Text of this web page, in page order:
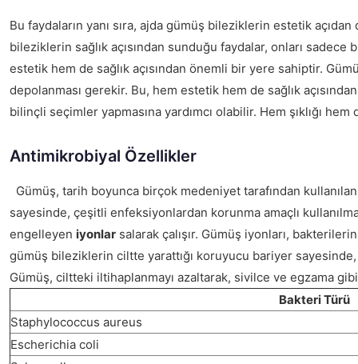
Bu faydaların yanı sıra, ajda gümüş bileziklerin estetik
bileziklerin sağlık açısından sunduğu faydalar, onları
estetik hem de sağlık açısından önemli bir yere sahiptir.
depolanması gerekir. Bu, hem estetik hem de sağlık
bilinçli seçimler yapmasına yardımcı olabilir. Hem şıklığı
Antimikrobiyal Özellikler
Gümüş, tarih boyunca birçok medeniyet tarafından
sayesinde, çeşitli enfeksiyonlardan korunma amaçlı
engelleyen iyonlar salarak çalışır. Gümüş iyonları,
gümüş bileziklerin ciltte yarattığı koruyucu bariyer
Gümüş, ciltteki iltihaplanmayı azaltarak, sivilce ve egzama
Bakteri Türü
Staphylococcus aureus
Escherichia coli